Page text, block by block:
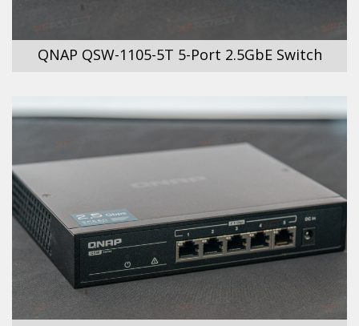
QNAP QSW-1105-5T 5-Port 2.5GbE Switch